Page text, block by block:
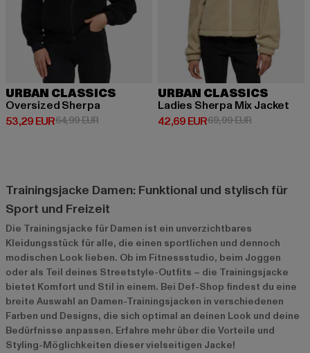
URBAN CLASSICS
Oversized Sherpa
53,29 EUR
Derzeitiger Preis: 53,29 EUR
64,99 EURAktionspreis: 64,99 EUR
URBAN CLASSICS
Ladies Sherpa Mix Jacket
42,69 EUR
Derzeitiger Preis: 42,69 EUR
69,99 EURAktionspreis:
Trainingsjacke Damen: Funktional und stylisch für
Sport und Freizeit
Die Trainingsjacke für Damen ist ein unverzichtbares
Kleidungsstück für alle, die einen sportlichen und dennoch
modischen Look lieben. Ob im Fitnessstudio, beim Joggen
oder als Teil deines Streetstyle-Outfits – die Trainingsjacke
bietet Komfort und Stil in einem. Bei Def-Shop findest du eine
breite Auswahl an Damen-Trainingsjacken in verschiedenen
Farben und Designs, die sich optimal an deinen Look und deine
Bedürfnisse anpassen. Erfahre mehr über die Vorteile und
Styling-Möglichkeiten dieser vielseitigen Jacke!